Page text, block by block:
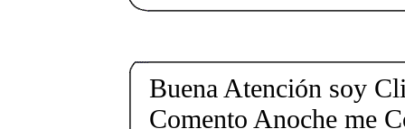
Buena Atención soy
Comento Anoche me